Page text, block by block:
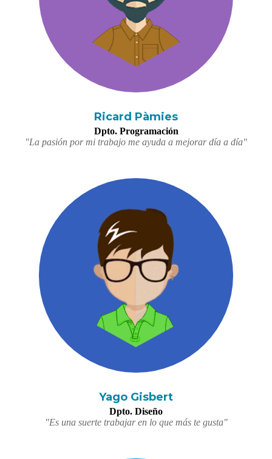
Ricard Pàmies
Dpto. Programación
"La pasión por mi trabajo me ayuda a mejorar día a día"
Yago Gisbert
Dpto. Diseño
"Es una suerte trabajar en lo que más te gusta"